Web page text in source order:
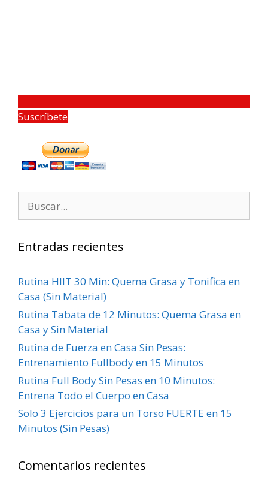
Suscríbete
Entradas recientes
Rutina HIIT 30 Min: Quema Grasa y Tonifica en
Casa (Sin Material)
Rutina Tabata de 12 Minutos: Quema Grasa en
Casa y Sin Material
Rutina de Fuerza en Casa Sin Pesas:
Entrenamiento Fullbody en 15 Minutos
Rutina Full Body Sin Pesas en 10 Minutos:
Entrena Todo el Cuerpo en Casa
Solo 3 Ejercicios para un Torso FUERTE en 15
Minutos (Sin Pesas)
Comentarios recientes